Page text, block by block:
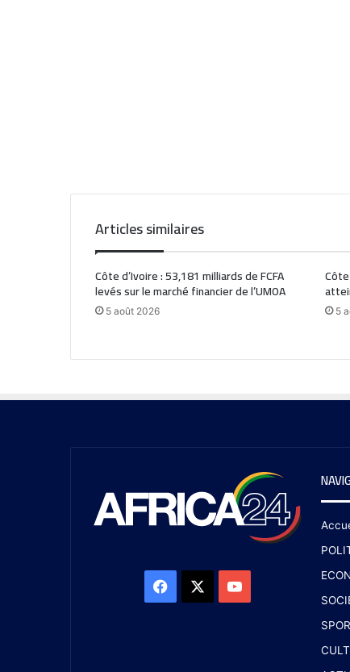
Articles similaires
Côte d’Ivoire : 53,181 milliards de FCFA
levés sur le marché financier de l’UMOA
5 août 2026 5